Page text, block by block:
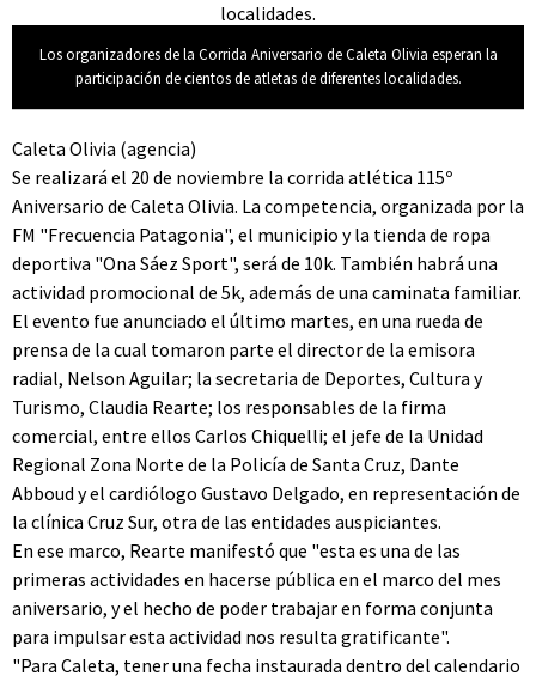
Los organizadores de la Corrida Aniversario de Caleta Olivia esperan la
participación de cientos de atletas de diferentes localidades.
Caleta Olivia (agencia)
Se realizará el 20 de noviembre la corrida atlética 115º
Aniversario de Caleta Olivia. La competencia, organizada por la
FM "Frecuencia Patagonia", el municipio y la tienda de ropa
deportiva "Ona Sáez Sport", será de 10k. También habrá una
actividad promocional de 5k, además de una caminata familiar.
El evento fue anunciado el último martes, en una rueda de
prensa de la cual tomaron parte el director de la emisora
radial, Nelson Aguilar; la secretaria de Deportes, Cultura y
Turismo, Claudia Rearte; los responsables de la firma
comercial, entre ellos Carlos Chiquelli; el jefe de la Unidad
Regional Zona Norte de la Policía de Santa Cruz, Dante
Abboud y el cardiólogo Gustavo Delgado, en representación de
la clínica Cruz Sur, otra de las entidades auspiciantes.
En ese marco, Rearte manifestó que "esta es una de las
primeras actividades en hacerse pública en el marco del mes
aniversario, y el hecho de poder trabajar en forma conjunta
para impulsar esta actividad nos resulta gratificante".
"Para Caleta, tener una fecha instaurada dentro del calendario